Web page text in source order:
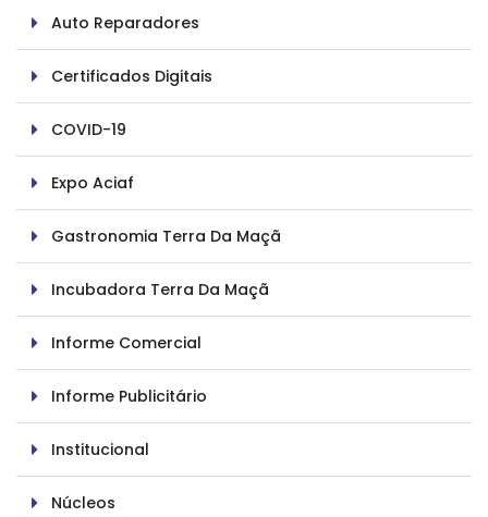
Auto Reparadores
Certificados Digitais
COVID-19
Expo Aciaf
Gastronomia Terra Da Maçã
Incubadora Terra Da Maçã
Informe Comercial
Informe Publicitário
Institucional
Núcleos